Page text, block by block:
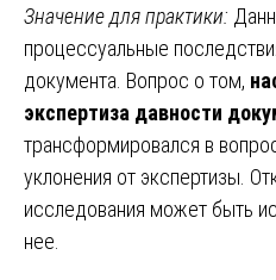
Значение для практики:
процессуальные
документа. Вопрос о том,
экспертиза давности
трансформировался в
уклонения от экспертизы.
исследования может быть
нее.